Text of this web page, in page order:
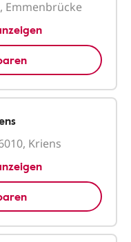
Emmenbrücke
Kriens